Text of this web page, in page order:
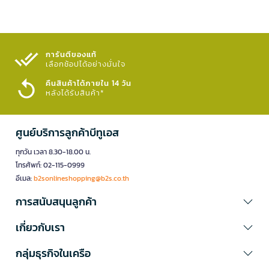
การันตีของแท้
เลือกช้อปได้อย่างมั่นใจ​
คืนสินค้าได้ภายใน 14 วัน
หลังได้รับสินค้า*
ศูนย์บริการลูกค้าบีทูเอส
ทุกวัน เวลา 8.30-18.00 น.
โทรศัพท์: 02-115-0999
อีเมล:b2sonlineshopping@b2s.co.th
การสนับสนุนลูกค้า
เกี่ยวกับเรา
กลุ่มธุรกิจในเครือ